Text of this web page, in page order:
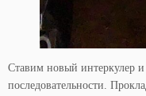
Ставим новый интеркулер
последовательности.